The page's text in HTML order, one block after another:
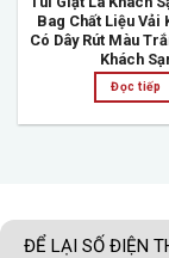
Bag Chất Liệu Vải
Có Dây Rút Màu
Khách
Đọc tiếp
ĐỂ LẠI SỐ ĐIỆN